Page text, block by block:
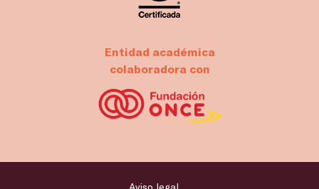
Entidad académica
colaboradora con